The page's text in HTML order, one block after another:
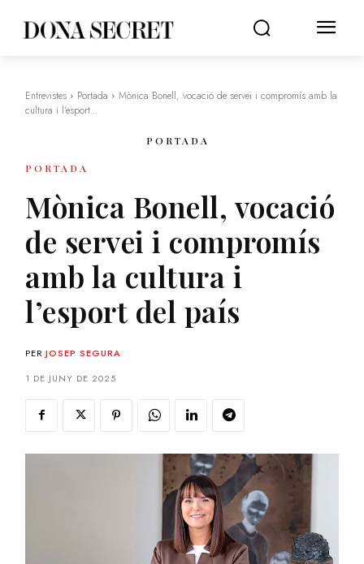
Entrevistes Portada
Mònica Bonell, vocació de servei i compromís amb la
cultura i l’esport...
PORTADA
PORTADA
Mònica Bonell, vocació
de servei i compromís
amb la cultura i
l’esport del país
PER JOSEP SEGURA
1 DE JUNY DE 2025